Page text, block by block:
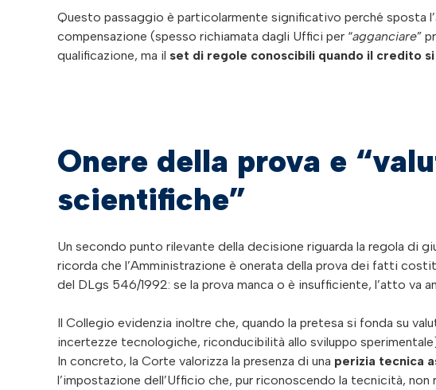
Questo passaggio è particolarmente significativo perché sposta
compensazione (spesso richiamata dagli Uffici per “agganciare”
qualificazione, ma il set di regole conoscibili quando il credito
Onere della prova e
scientifiche”
Un secondo punto rilevante della decisione riguarda la regola di
ricorda che l’Amministrazione è onerata della prova dei fatti
del DLgs 546/1992: se la prova manca o è insufficiente, l’atto va
Il Collegio evidenzia inoltre che, quando la pretesa si fonda su
incertezze tecnologiche, riconducibilità allo sviluppo
In concreto, la Corte valorizza la presenza di una perizia tecnica
l’impostazione dell’Ufficio che, pur riconoscendo la tecnicità,